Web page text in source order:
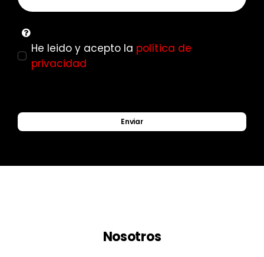
He leido y acepto la política de
privacidad
Enviar
Nosotros